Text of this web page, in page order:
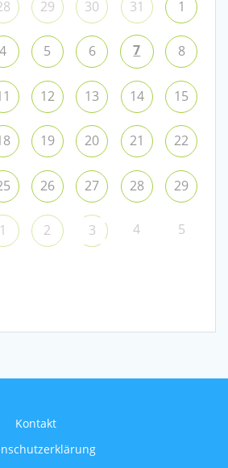
29 30 31 1
4 5 6 7 8
12 13 14 15
19 20 21 22
26 27 28 29
1 2 3 4 5
Kontakt